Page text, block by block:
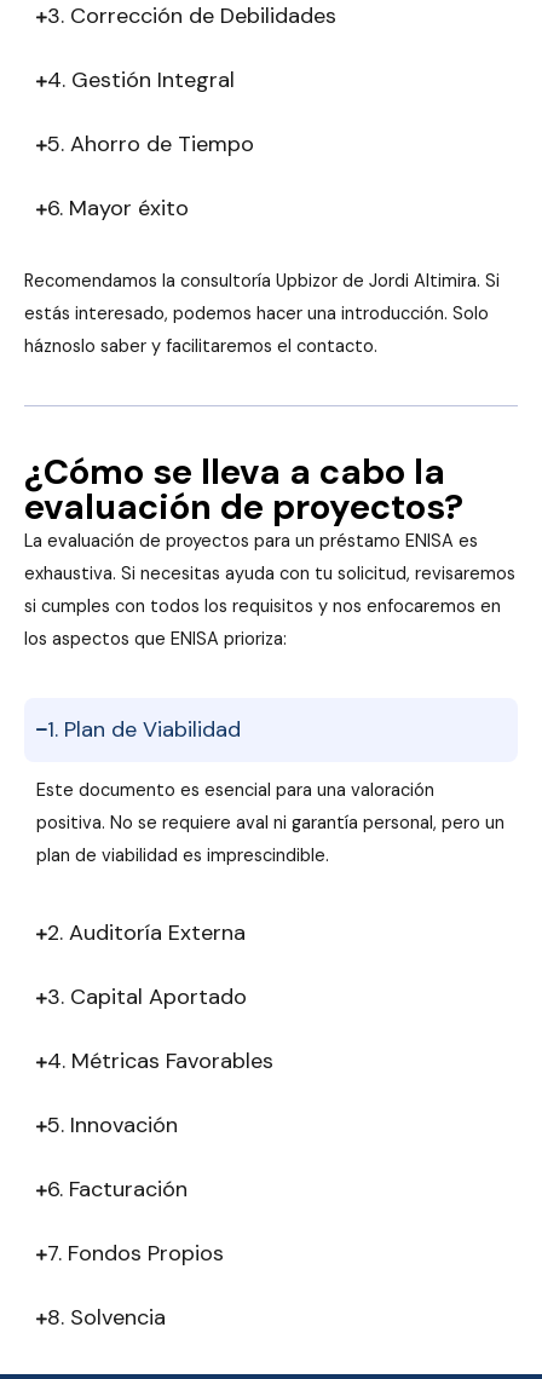
3. Corrección de Debilidades
4. Gestión Integral
5. Ahorro de Tiempo
6. Mayor éxito
Recomendamos la consultoría Upbizor de Jordi Altimira. Si
estás interesado, podemos hacer una introducción. Solo
háznoslo saber y facilitaremos el contacto.
¿Cómo se lleva a cabo la
evaluación de proyectos?
La evaluación de proyectos para un préstamo ENISA es
exhaustiva. Si necesitas ayuda con tu solicitud, revisaremos
si cumples con todos los requisitos y nos enfocaremos en
los aspectos que ENISA prioriza:
1. Plan de Viabilidad
Este documento es esencial para una valoración
positiva. No se requiere aval ni garantía personal, pero un
plan de viabilidad es imprescindible.
2. Auditoría Externa
3. Capital Aportado
4. Métricas Favorables
5. Innovación
6. Facturación
7. Fondos Propios
8. Solvencia